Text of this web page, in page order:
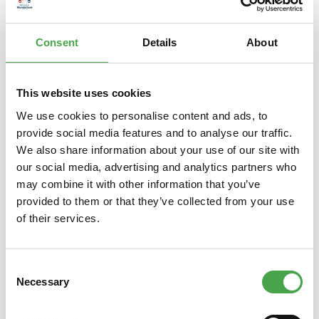
Consent Details About
This website uses cookies
We use cookies to personalise content and ads, to
provide social media features and to analyse our traffic.
We also share information about your use of our site with
our social media, advertising and analytics partners who
may combine it with other information that you’ve
provided to them or that they’ve collected from your use
of their services.
Selection
Necessary
Eigenschaften
Produktgalerie überspringen
Das könnte Ihnen auch gefallen